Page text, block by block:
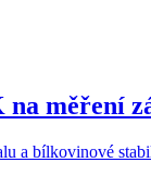
měření